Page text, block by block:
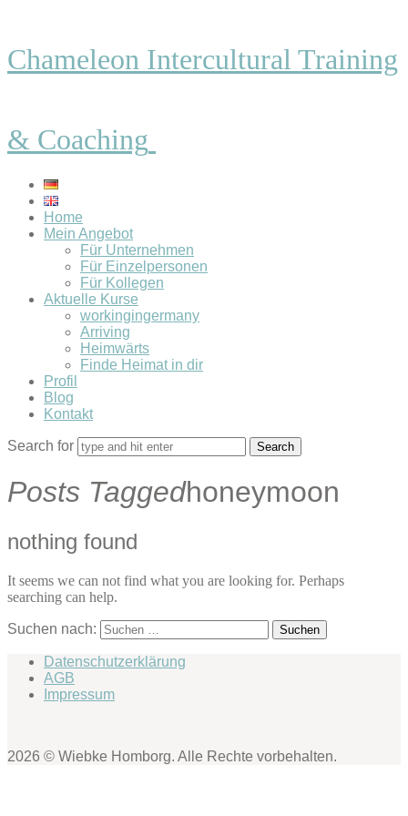
Chameleon Intercultural Training
& Coaching
Home
Mein Angebot
Für Unternehmen
Für Einzelpersonen
Für Kollegen
Aktuelle Kurse
workingingermany
Arriving
Heimwärts
Finde Heimat in dir
Profil
Blog
Kontakt
Search for
Posts Taggedhoneymoon
nothing found
It seems we can not find what you are looking for. Perhaps
searching can help.
Suchen nach:
Datenschutzerklärung
AGB
Impressum
2026 © Wiebke Homborg. Alle Rechte vorbehalten.